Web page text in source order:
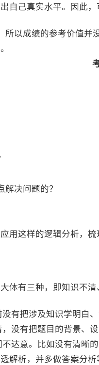
自己真实水平。因此
所以成绩的参考价值
解决问题的？
用这样的逻辑分析，
体有三种，即知识不清
没有把涉及知识学明白
，没有把题目的背景
不达意。比如没有清
解析，并多做答案分析